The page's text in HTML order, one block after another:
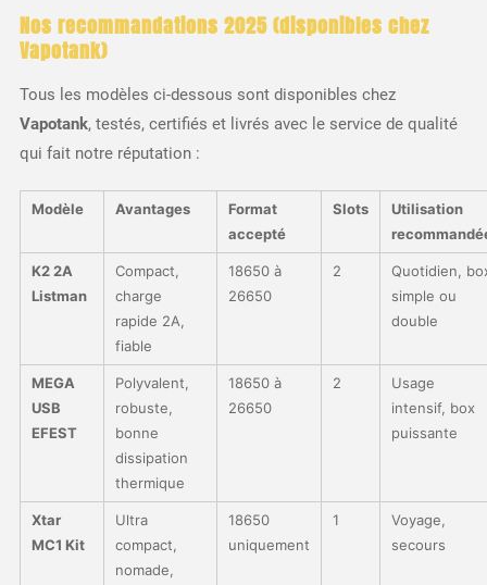
Nos recommandations 2025 (disponibles chez
Vapotank)
Tous les modèles ci-dessous sont disponibles chez
Vapotank, testés, certifiés et livrés avec le service de qualité
qui fait notre réputation :
Modèle Avantages
Format
accepté
Slots
Utilisation
K2 2A
Listman
Compact,
charge
rapide 2A,
fiable
18650 à
26650
2
Quotidien,
simple ou
double
MEGA
USB
EFEST
Polyvalent,
robuste,
bonne
dissipation
thermique
18650 à
26650
2
Usage
intensif, box
puissante
Xtar
MC1 Kit
Ultra
compact,
nomade,
18650
uniquement
1
Voyage,
secours